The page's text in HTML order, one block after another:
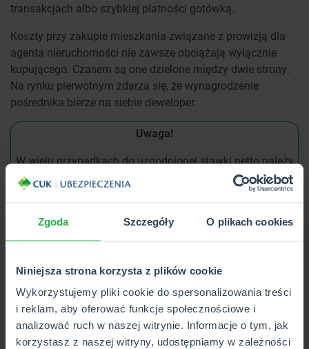
Zgoda Szczegóły O plikach cookies
Niniejsza strona korzysta z plików cookie
Wykorzystujemy pliki cookie do spersonalizowania treści
i reklam, aby oferować funkcje społecznościowe i
analizować ruch w naszej witrynie. Informacje o tym, jak
korzystasz z naszej witryny, udostępniamy w zależności
transakcjach albo szybkiej płatności gotówką.
Koszty przy zakupie mieszkania związane z prowizją dla
agenta nieruchomości nie zawsze obciążają wyłącznie
kupującego. Czasem są one dzielone między dwie strony.
Na rynku pierwotnym zdarza się, że wynagrodzenie
pośrednika bierze na siebie deweloper.
Uwaga!
W wielu przypadkach do uzgodnionej stawki netto należy
doliczyć jeszcze 23% VAT. Jeśli pośrednik korzysta ze
zwolnienia z VAT (np. ze względu na limit obrotów),
większych biur nieruchomości działa jako płatnicy VAT.
Pamiętaj, aby kwota była jasno ustalona i wpisana w
Koszty kredytu hipotecznego –
prowizje i ubezpieczenia